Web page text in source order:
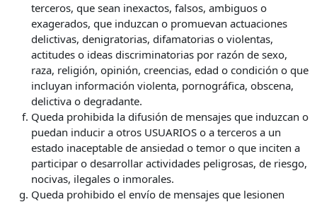
terceros, que sean inexactos, falsos, ambiguos o
exagerados, que induzcan o promuevan actuaciones
delictivas, denigratorias, difamatorias o violentas,
actitudes o ideas discriminatorias por razón de sexo,
raza, religión, opinión, creencias, edad o condición o que
incluyan información violenta, pornográfica, obscena,
delictiva o degradante.
Queda prohibida la difusión de mensajes que induzcan o
puedan inducir a otros USUARIOS o a terceros a un
estado inaceptable de ansiedad o temor o que inciten a
participar o desarrollar actividades peligrosas, de riesgo,
nocivas, ilegales o inmorales.
Queda prohibido el envío de mensajes que lesionen